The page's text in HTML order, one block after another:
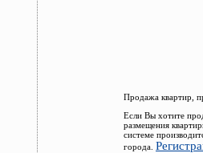
Продажа квартир,
Если Вы хотите
размещения
системе
города.